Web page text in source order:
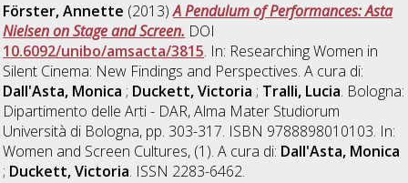
Förster, Annette (2013)A Pendulum of Performances: Asta
Nielsen on Stage and Screen. DOI
10.6092/unibo/amsacta/3815. In: Researching Women in
Silent Cinema: New Findings and Perspectives. A cura di:
Dall'Asta, Monica ; Duckett, Victoria ; Tralli, Lucia. Bologna:
Dipartimento delle Arti - DAR, Alma Mater Studiorum
Università di Bologna, pp. 303-317. ISBN 9788898010103. In:
Women and Screen Cultures, (1). A cura di: Dall'Asta, Monica
; Duckett, Victoria. ISSN 2283-6462.